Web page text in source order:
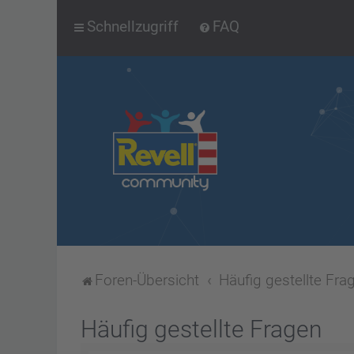
Schnellzugriff FAQ
Foren-Übersicht Häufig gestellte
Häufig gestellte Fragen